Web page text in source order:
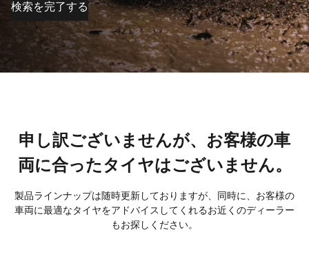
検索を完了する
申し訳ございませんが、お客様の車
両に合ったタイヤはございません。
製品ラインナップは随時更新しておりますが、同時に、お客様の
車両に最適なタイヤをアドバイスしてくれるお近くのディーラー
もお探しください。